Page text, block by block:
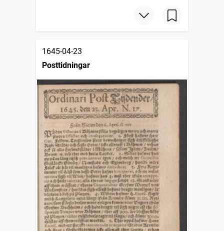
1645-04-23
Posttidningar